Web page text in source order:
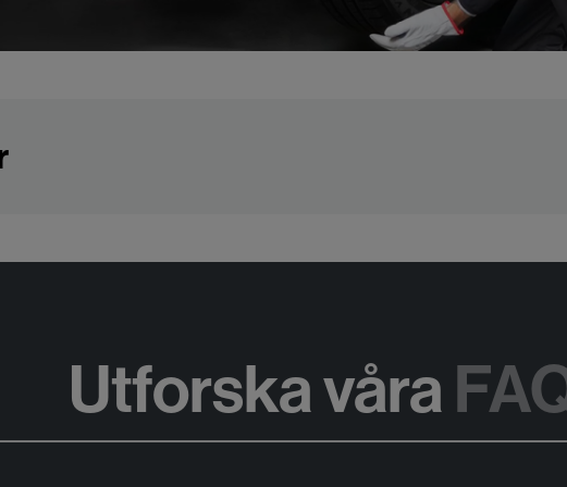
Utforska våra